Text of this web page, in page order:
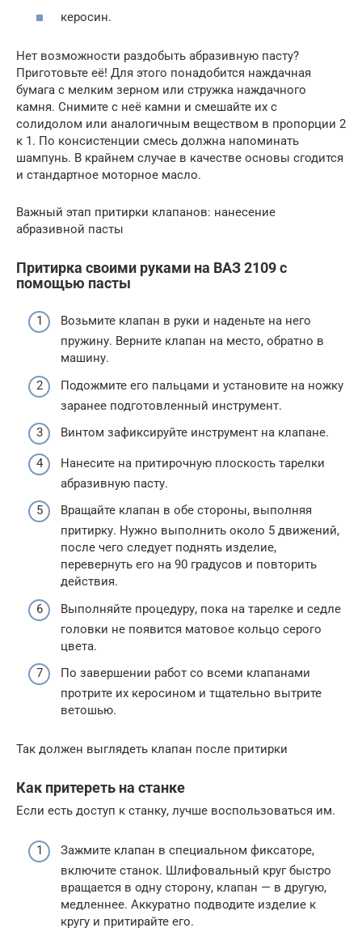
керосин.
Нет возможности раздобыть абразивную пасту?
Приготовьте её! Для этого понадобится наждачная
бумага с мелким зерном или стружка наждачного
камня. Снимите с неё камни и смешайте их с
солидолом или аналогичным веществом в пропорции 2
к 1. По консистенции смесь должна напоминать
шампунь. В крайнем случае в качестве основы сгодится
и стандартное моторное масло.
Важный этап притирки клапанов: нанесение
абразивной пасты
Притирка своими руками на ВАЗ 2109 с
помощью пасты
Возьмите клапан в руки и наденьте на него
пружину. Верните клапан на место, обратно в
машину.
Подожмите его пальцами и установите на ножку
заранее подготовленный инструмент.
Винтом зафиксируйте инструмент на клапане.
Нанесите на притирочную плоскость тарелки
абразивную пасту.
Вращайте клапан в обе стороны, выполняя
притирку. Нужно выполнить около 5 движений,
после чего следует поднять изделие,
перевернуть его на 90 градусов и повторить
действия.
Выполняйте процедуру, пока на тарелке и седле
головки не появится матовое кольцо серого
цвета.
По завершении работ со всеми клапанами
протрите их керосином и тщательно вытрите
ветошью.
Так должен выглядеть клапан после притирки
Как притереть на станке
Если есть доступ к станку, лучше воспользоваться им.
Зажмите клапан в специальном фиксаторе,
включите станок. Шлифовальный круг быстро
вращается в одну сторону, клапан — в другую,
медленнее. Аккуратно подводите изделие к
кругу и притирайте его.